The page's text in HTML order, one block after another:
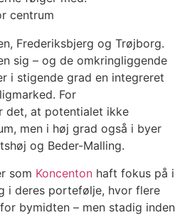
centrum
Frederiksbjerg og Trøjborg.
sig – og de omkringliggende
i stigende grad en integreret
For
det, at potentialet ikke
men i høj grad også i byer
og Beder-Malling.
som Koncenton haft fokus på i
i deres portefølje, hvor flere
bymidten – men stadig inden